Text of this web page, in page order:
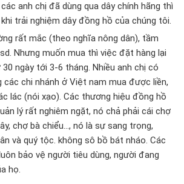
anh chị đã dùng qua dây chính hãng thì
trải nghiệm dây đồng hồ của chúng tôi.
rất mắc (theo nghĩa nông dân), tầm
Nhưng muốn mua thì việc đặt hàng lại
ngày tới 3-6 tháng. Nhiều anh chị có
chi nhánh ở Việt nam mua được liền,
lác (nói xạo). Các thương hiệu đồng hồ
lý rất nghiêm ngặt, nó chả phải cái chợ
chợ bà chiểu…, nó là sự sang trọng,
và quý tộc. không sô bồ bát nháo. Các
bảo vệ người tiêu dùng, người đang
họ.